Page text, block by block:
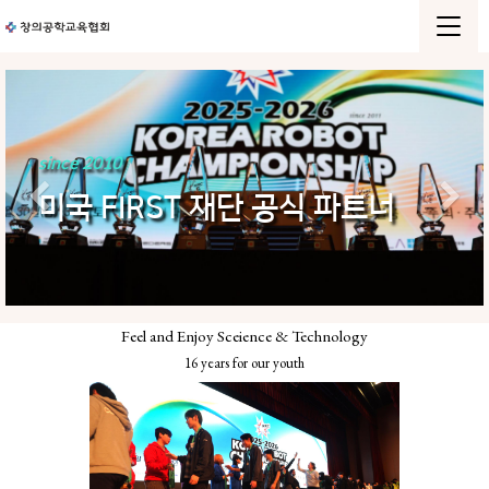
since 2010
미국 FIRST 재단 공식 파트너
Previous
Feel and Enjoy Sceience & Technology
16 years for our youth